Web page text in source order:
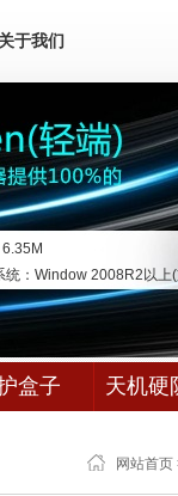
关于我们
6.35M
：Window 2008R2以上
盒子 天机硬
网站首页